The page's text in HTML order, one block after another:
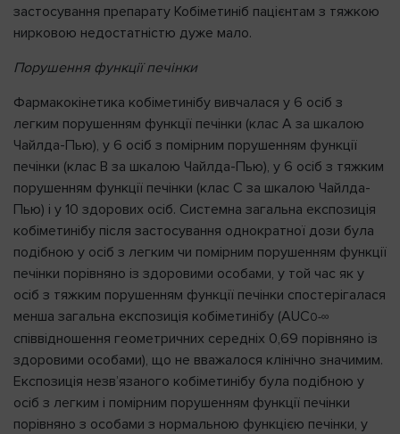
застосування препарату Кобіметиніб пацієнтам з тяжкою
нирковою недостатністю дуже мало.
Порушення функції печінки
Фармакокінетика кобіметинібу вивчалася у 6 осіб з
легким порушенням функції печінки (клас А за шкалою
Чайлда-Пью), у 6 осіб з помірним порушенням функції
печінки (клас В за шкалою Чайлда-Пью), у 6 осіб з тяжким
порушенням функції печінки (клас С за шкалою Чайлда-
Пью) і у 10 здорових осіб. Системна загальна експозиція
кобіметинібу після застосування однократної дози була
подібною у осіб з легким чи помірним порушенням функції
печінки порівняно із здоровими особами, у той час як у
осіб з тяжким порушенням функції печінки спостерігалася
менша загальна експозиція кобіметинібу (AUC0-∞
співвідношення геометричних середніх 0,69 порівняно із
здоровими особами), що не вважалося клінічно значимим.
Експозиція незв’язаного кобіметинібу була подібною у
осіб з легким і помірним порушенням функції печінки
порівняно з особами з нормальною функцією печінки, у